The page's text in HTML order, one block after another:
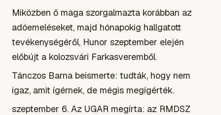
Miközben ő maga szorgalmazta korábban az
adóemeléseket, majd hónapokig hallgatott
tevékenységéről, Hunor szeptember elején
előbújt a kolozsvári Farkasveremből.
Tánczos Barna beismerte: tudták, hogy nem
igaz, amit ígérnek, de mégis megígérték.
szeptember 6. Az UGAR megírta: az RMDSZ